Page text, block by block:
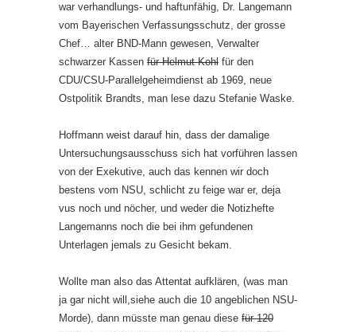
war verhandlungs- und haftunfähig, Dr. Langemann
vom Bayerischen Verfassungsschutz, der grosse
Chef… alter BND-Mann gewesen, Verwalter
schwarzer Kassen für Helmut Kohl für den
CDU/CSU-Parallelgeheimdienst ab 1969, neue
Ostpolitik Brandts, man lese dazu Stefanie Waske.
Hoffmann weist darauf hin, dass der damalige
Untersuchungsausschuss sich hat vorführen lassen
von der Exekutive, auch das kennen wir doch
bestens vom NSU, schlicht zu feige war er, deja
vus noch und nöcher, und weder die Notizhefte
Langemanns noch die bei ihm gefundenen
Unterlagen jemals zu Gesicht bekam.
Wollte man also das Attentat aufklären, (was man
ja gar nicht will,siehe auch die 10 angeblichen NSU-
Morde), dann müsste man genau diese für 120